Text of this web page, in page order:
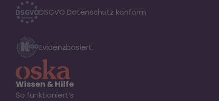
DSGVO Datenschutz konform
Evidenzbasiert
Wissen & Hilfe
So funktioniert’s